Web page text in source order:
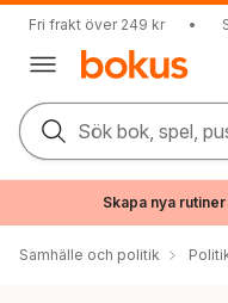
Fri frakt över 249 kr •
Sök bok, spel,
Skapa nya
Samhälle och politik